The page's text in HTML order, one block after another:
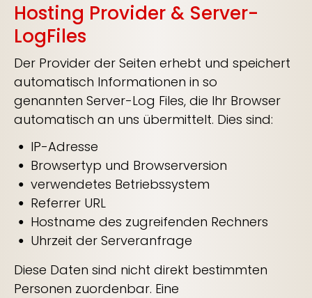
Hosting Provider & Server-
LogFiles
Der Provider der Seiten erhebt und speichert
automatisch Informationen in so
genannten Server-Log Files, die Ihr Browser
automatisch an uns übermittelt. Dies sind:
IP-Adresse
Browsertyp und Browserversion
verwendetes Betriebssystem
Referrer URL
Hostname des zugreifenden Rechners
Uhrzeit der Serveranfrage
Diese Daten sind nicht direkt bestimmten
Personen zuordenbar. Eine